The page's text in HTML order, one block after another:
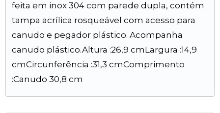
feita em inox 304 com parede dupla, contém
tampa acrílica rosqueável com acesso para
canudo e pegador plástico. Acompanha
canudo plástico.Altura :26,9 cmLargura :14,9
cmCircunferência :31,3 cmComprimento
:Canudo 30,8 cm